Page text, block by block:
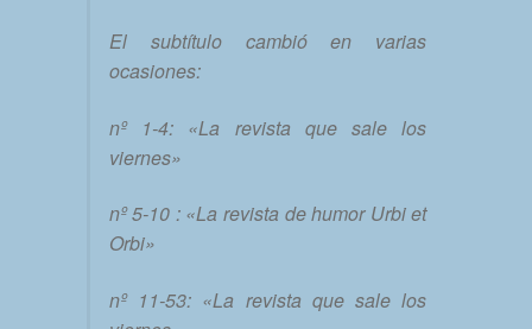
El subtítulo cambió en varias
ocasiones:
nº 1-4: «La revista que sale los
viernes»
nº 5-10 : «La revista de humor Urbi et
Orbi»
nº 11-53: «La revista que sale los